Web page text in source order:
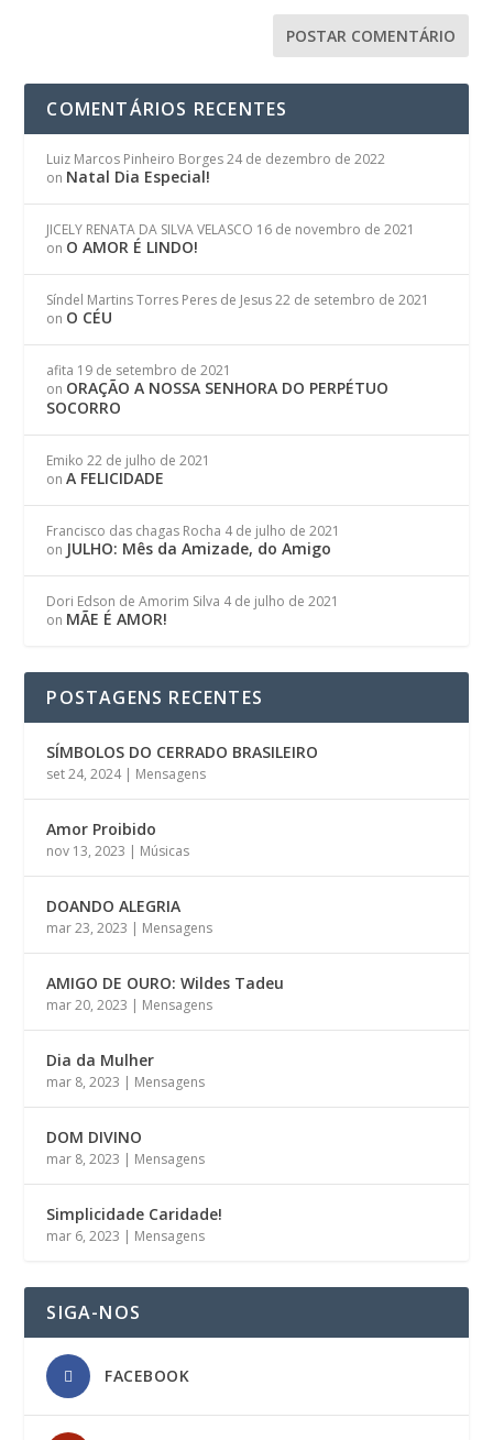
COMENTÁRIOS RECENTES
Luiz Marcos Pinheiro Borges 24 de dezembro de 2022
on Natal Dia Especial!
JICELY RENATA DA SILVA VELASCO 16 de novembro de 2021
on O AMOR É LINDO!
Síndel Martins Torres Peres de Jesus 22 de setembro de 2021
on O CÉU
afita 19 de setembro de 2021
on ORAÇÃO A NOSSA SENHORA DO PERPÉTUO
SOCORRO
Emiko 22 de julho de 2021
onA FELICIDADE
Francisco das chagas Rocha 4 de julho de 2021
on JULHO: Mês da Amizade, do Amigo
Dori Edson de Amorim Silva 4 de julho de 2021
on MÃE É AMOR!
POSTAGENS RECENTES
SÍMBOLOS DO CERRADO BRASILEIRO
set 24, 2024| Mensagens
Amor Proibido
nov 13, 2023 | Músicas
DOANDO ALEGRIA
mar 23, 2023 | Mensagens
AMIGO DE OURO: Wildes Tadeu
mar 20, 2023 | Mensagens
Dia da Mulher
mar 8, 2023 | Mensagens
DOM DIVINO
mar 8, 2023 | Mensagens
Simplicidade Caridade!
mar 6, 2023 | Mensagens
SIGA-NOS
FACEBOOK